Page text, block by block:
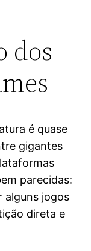
dos
é quase
gigantes
parecidas:
alguns jogos
direta e